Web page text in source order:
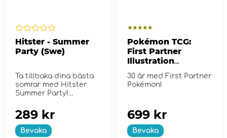
Hitster - Summer
Party (Swe)
Ta tillbaka dina bästa
somrar med Hitster
Summer Party!
Bevaka
289 kr
Pokémon TCG:
First Partner
Illustration
Collection - Series
2
30 år med First Partner
Pokémon!
Bevaka
699 kr